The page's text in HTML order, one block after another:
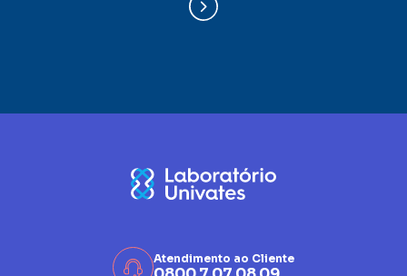
Atendimento ao Cliente